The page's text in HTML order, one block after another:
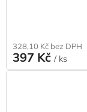
328,10 Kč bez DPH
397 Kč / ks